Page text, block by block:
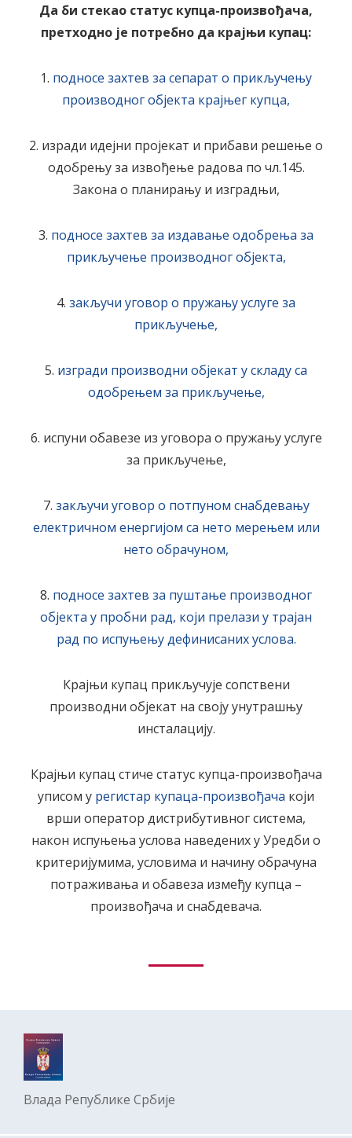
Да би стекао статус купца-произвођача,
претходно је потребно да крајњи купац:
1. подносе захтев за сепарат о прикључењу
производног објекта крајњег купца,
2. изради идејни пројекат и прибави решење о
одобрењу за извођење радова по чл.145.
Закона о планирању и изградњи,
3. подносе захтев за издавање одобрења за
прикључење производног објекта,
4. закључи уговор о пружању услуге за
прикључење,
5. изгради производни објекат у складу са
одобрењем за прикључење,
6. испуни обавезе из уговора о пружању услуге
за прикључење,
7. закључи уговор о потпуном снабдевању
електричном енергијом са нето мерењем или
нето обрачуном,
8. подносе захтев за пуштање производног
објекта у пробни рад, који прелази у трајан
рад по испуњењу дефинисаних услова.
Крајњи купац прикључује сопствени
производни објекат на своју унутрашњу
инсталацију.
Крајњи купац стиче статус купца-произвођача
уписом у регистар купаца-произвођача који
врши оператор дистрибутивног система,
након испуњења услова наведених у Уредби o
критеријумима, условима и начину обрачуна
потраживања и обавеза између купца –
произвођача и снабдевача.
Влада Републике Србије